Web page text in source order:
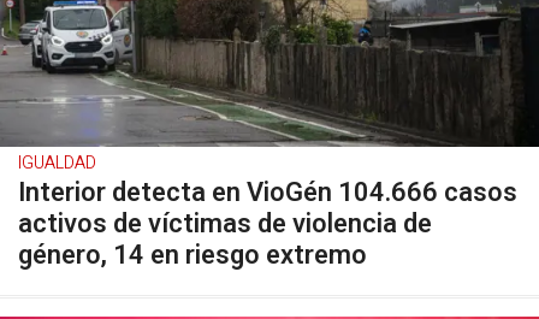
IGUALDAD
Interior detecta en VioGén 104.666 casos
activos de víctimas de violencia de
género, 14 en riesgo extremo